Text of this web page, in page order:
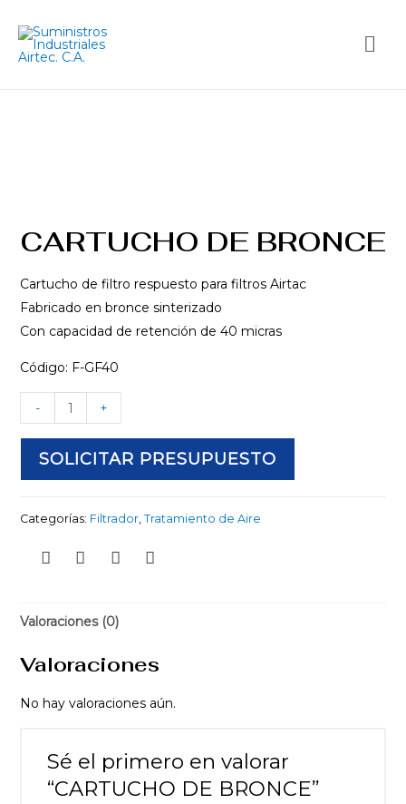
CARTUCHO DE BRONCE
Cartucho de filtro respuesto para filtros Airtac
Fabricado en bronce sinterizado
Con capacidad de retención de 40 micras
Código: F-GF40
- +
SOLICITAR PRESUPUESTO
Categorías: Filtrador, Tratamiento de Aire
Valoraciones (0)
Valoraciones
No hay valoraciones aún.
Sé el primero en valorar
“CARTUCHO DE BRONCE”